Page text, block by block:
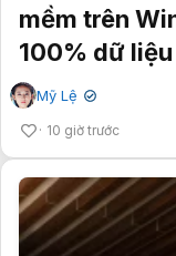
mềm trên
100% dữ liệu
Mỹ Lệ ✔
10 giờ trước